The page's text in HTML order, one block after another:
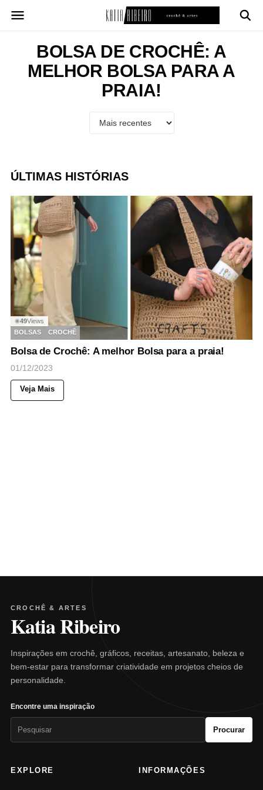
para
conteúdoBOLSA DE CROCHÊ: A
MELHOR BOLSA PARA A
PRAIA!
ÚLTIMAS HISTÓRIAS
◉49Views
BOLSAS
CROCHÊ
Bolsa de Crochê: A melhor Bolsa para a praia!
01/12/2023
Veja Mais
CROCHÊ & ARTES
Katia Ribeiro
Inspirações em crochê, gráficos, receitas, artesanato, beleza e
bem-estar para transformar criatividade em projetos cheios de
personalidade.
Encontre uma inspiração
Procurar
EXPLORE INFORMAÇÕES